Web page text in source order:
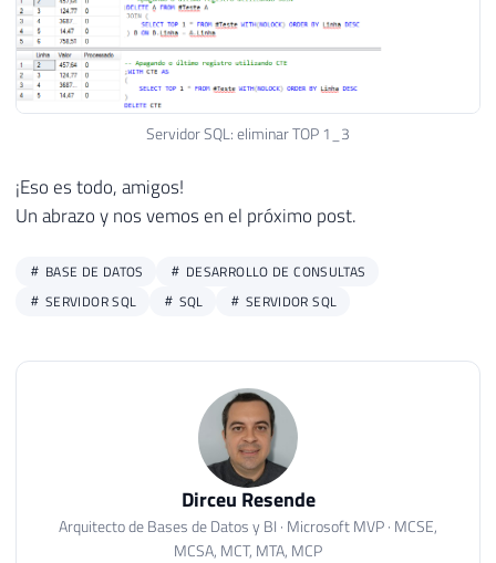
Servidor SQL: eliminar TOP 1_3
¡Eso es todo, amigos!
Un abrazo y nos vemos en el próximo post.
BASE DE DATOS
DESARROLLO DE CONSULTAS
SERVIDOR SQL
SQL SERVIDOR SQL
Dirceu Resende
Arquitecto de Bases de Datos y BI · Microsoft MVP · MCSE,
MCSA, MCT, MTA, MCP